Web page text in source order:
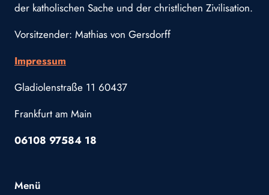
der katholischen Sache und der christlichen Zivilisation.
Vorsitzender: Mathias von Gersdorff
Impressum
Gladiolenstraße 11 60437
Frankfurt am Main
06108 97584 18
Menü